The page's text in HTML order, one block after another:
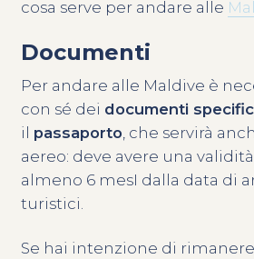
cosa serve per andare alle
Documenti
Per andare alle Maldive è
con sé dei documenti
il passaporto , che servirà
aereo: deve avere una
almeno 6 mesI dalla data di
turistici.
Se hai intenzione di